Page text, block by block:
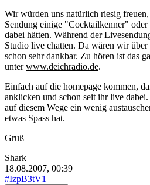
Wir würden uns natürlich riesig
Sendung einige "Cocktailkenner"
dabei hätten. Während der
Studio live chatten. Da wären wir
schon sehr dankbar. Zu hören ist das
unterwww.deichradio.de.
Einfach auf die homepage kommen,
anklicken und schon seit ihr live
auf diesem Wege ein wenig
etwas Spass hat.
Gruß
Shark
18.08.2007, 00:39
#IzpB3tV1